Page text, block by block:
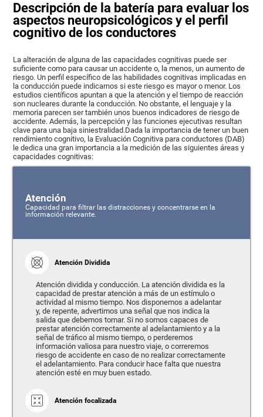
Descripción de la batería para evaluar los
aspectos neuropsicológicos y el perfil
cognitivo de los conductores
La alteración de alguna de las capacidades cognitivas puede ser
suficiente como para causar un accidente o, la menos, un aumento de
riesgo. Un perfil específico de las habilidades cognitivas implicadas en
la conducción puede indicarnos si este riesgo es mayor o menor. Los
estudios científicos apuntan a que la atención y el tiempo de reacción
son nucleares durante la conducción. No obstante, el lenguaje y la
memoria parecen ser también unos buenos indicadores de riesgo de
accidente. Además, la percepción y las funciones ejecutivas resultan
clave para una baja siniestralidad.Dada la importancia de tener un buen
rendimiento cognitivo, la Evaluación Cognitiva para conductores (DAB)
le dedica una gran importancia a la medición de las siguientes áreas y
capacidades cognitivas:
Atención
Capacidad para filtrar las distracciones y concentrarse en la
información relevante.
Atención Dividida
Atención dividida y conducción. La atención dividida es la
capacidad de prestar atención a más de un estímulo o
actividad al mismo tiempo. Nos disponemos a adelantar
y, de repente, advertimos una señal que nos indica la
salida que debemos tomar. Si no somos capaces de
prestar atención correctamente al adelantamiento y a la
señal de tráfico al mismo tiempo, o perderemos
información valiosa para nuestro viaje, o correremos
riesgo de accidente en caso de no realizar correctamente
el adelantamiento. Para conducir hace falta que nuestra
atención esté en muy buen estado.
Atención focalizada